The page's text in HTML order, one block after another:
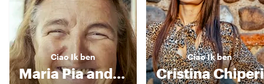
Ciao Ik ben
Maria Pia and Friends
CiaoIk ben
Cristina Chiperi